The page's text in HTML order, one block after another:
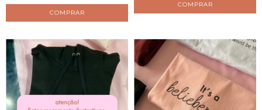
COMPRAR
COMPRAR